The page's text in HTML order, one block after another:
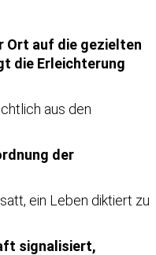
Ort auf die gezielten
die Erleichterung
aus den
der
ein Leben diktiert zu
signalisiert,